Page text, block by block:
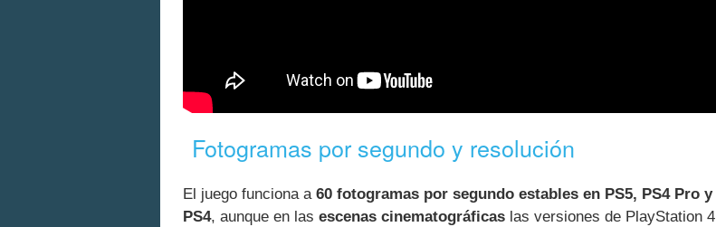
Fotogramas por segundo y resolución
El juego funciona a 60 fotogramas por segundo estables en PS5, PS4 Pro y
PS4, aunque en las escenas cinematográficas las versiones de PlayStation 4